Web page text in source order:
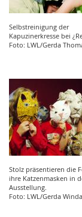
Selbstreinigung der
Kapuzinerkresse bei
Foto: LWL/Gerda
Stolz präsentieren die
ihre Katzenmasken in
Ausstellung.
Foto: LWL/Gerda